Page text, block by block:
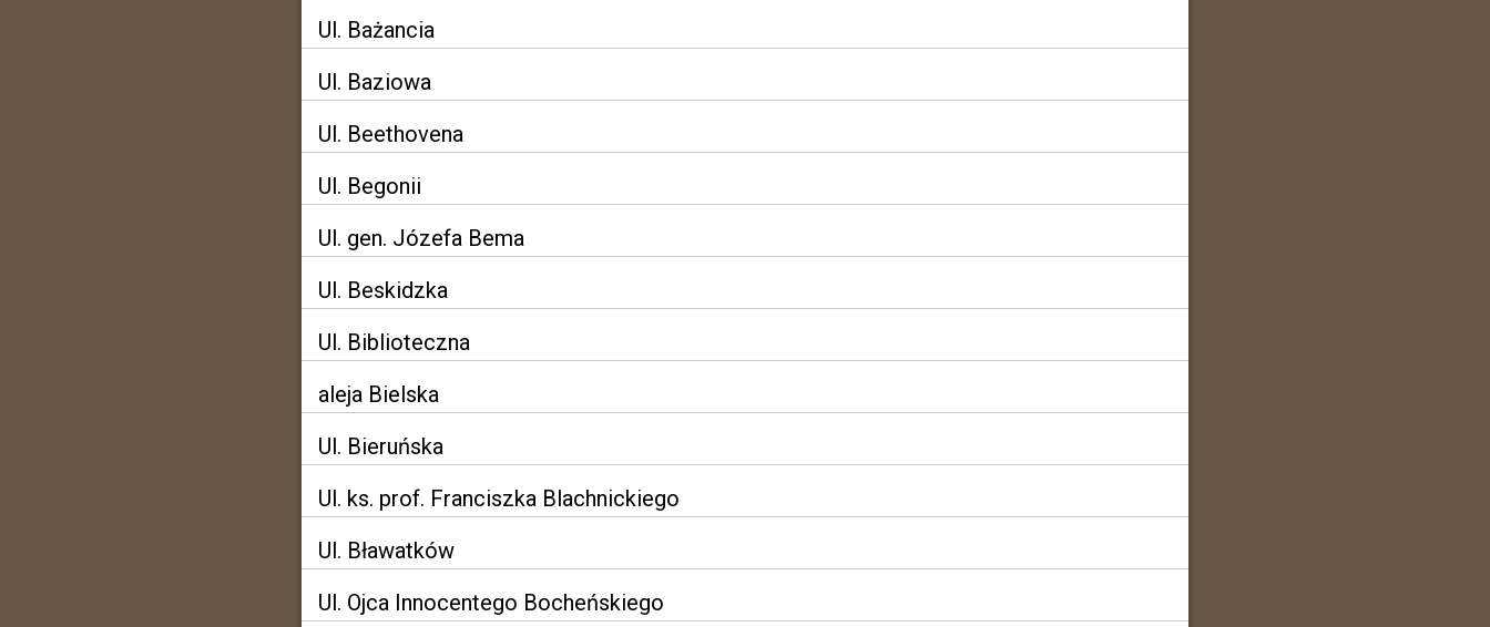
Ul. Bażancia
Ul. Baziowa
Ul. Beethovena
Ul. Begonii
Ul. gen. Józefa Bema
Ul. Beskidzka
Ul. Biblioteczna
aleja Bielska
Ul. Bieruńska
Ul. ks. prof. Franciszka Blachnickiego
Ul. Bławatków
Ul. Ojca Innocentego Bocheńskiego